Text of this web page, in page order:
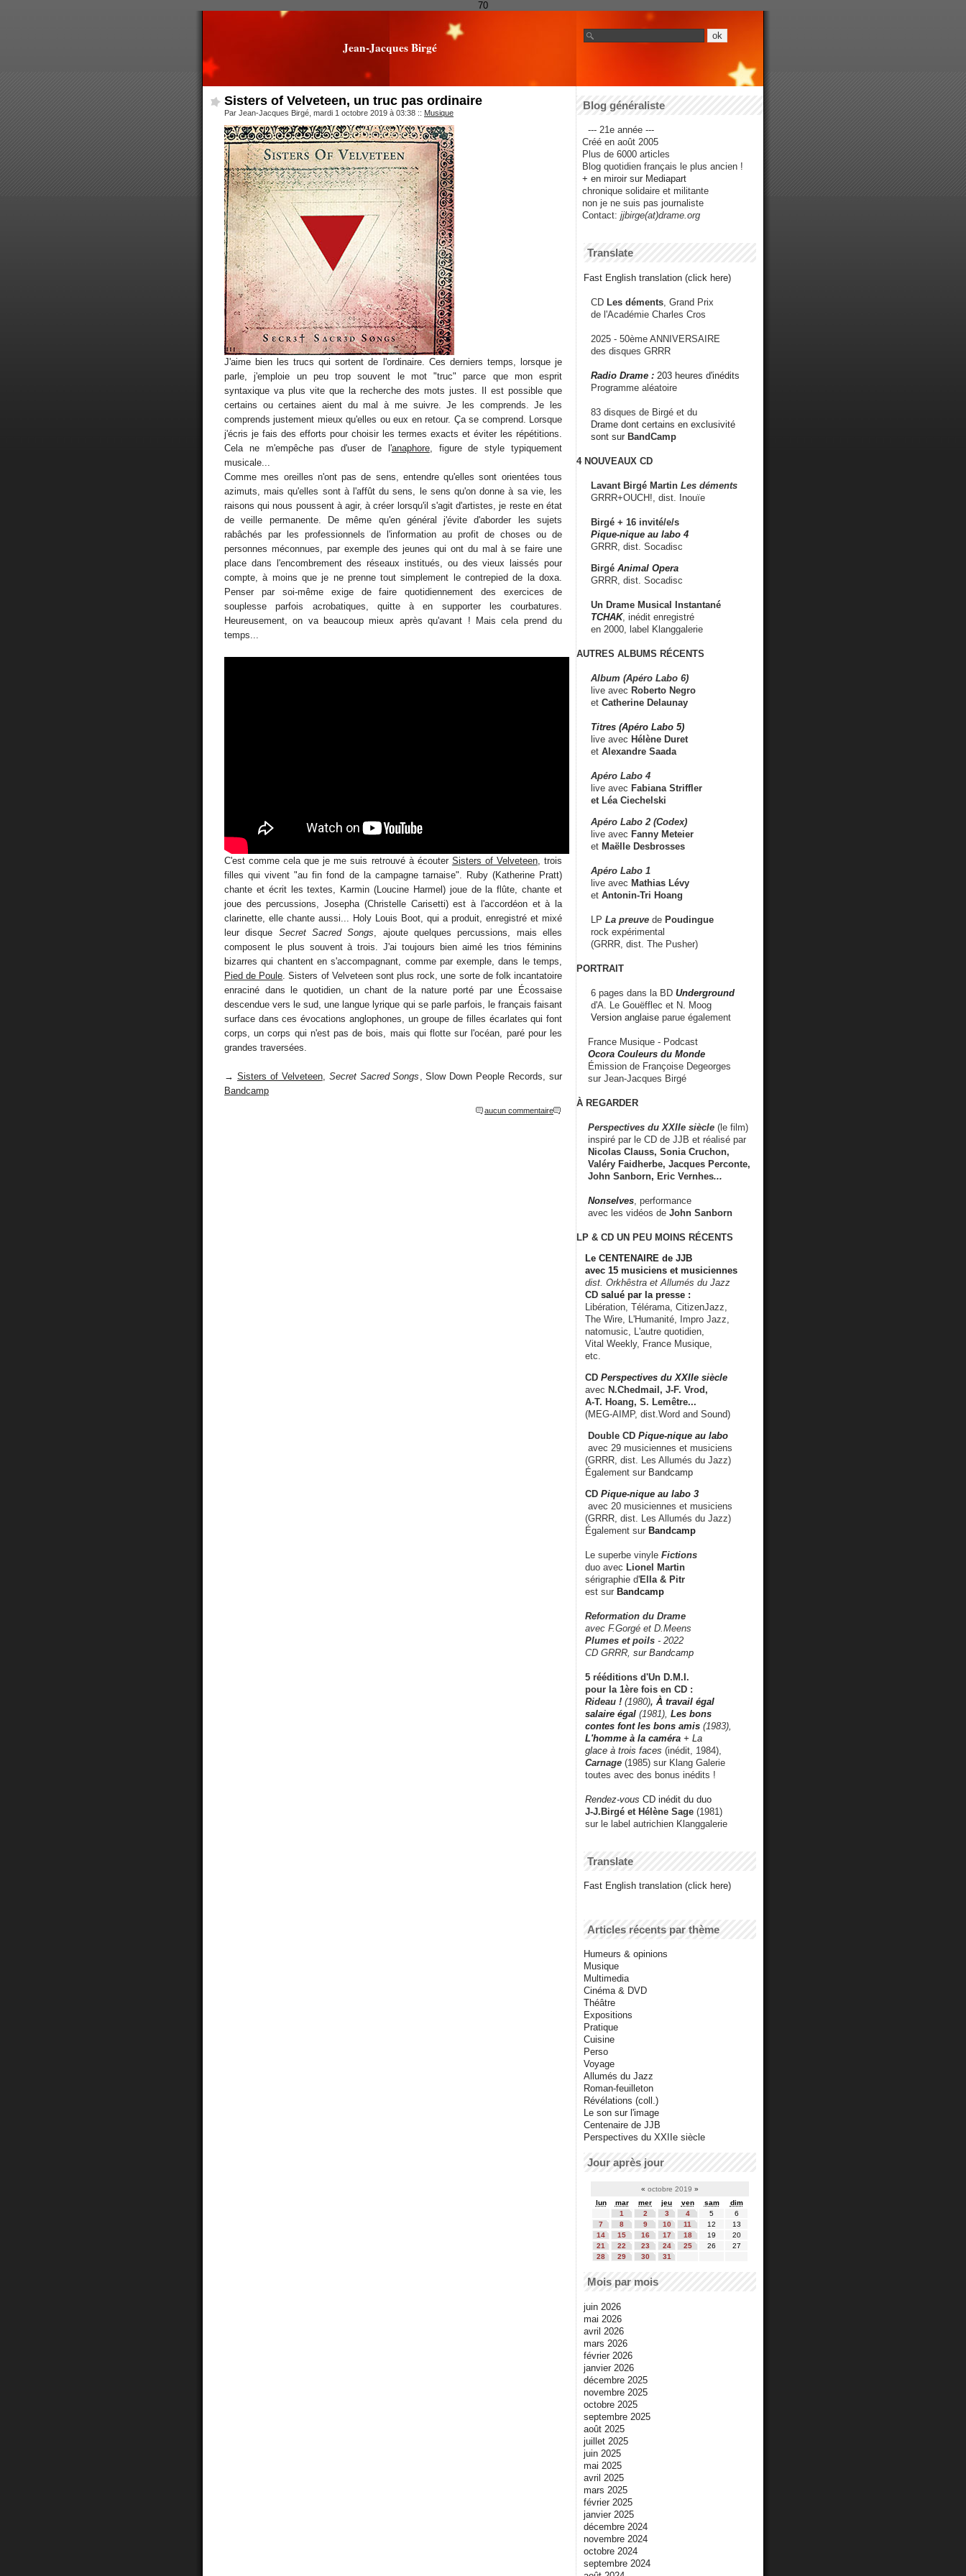
70
Jean-Jacques Birgé
Sisters of Velveteen, un truc pas ordinaire
Par Jean-Jacques Birgé, mardi 1 octobre 2019 à 03:38 :: Musique
J'aime bien les trucs qui sortent de l'ordinaire. Ces derniers temps, lorsque je
parle, j'emploie un peu trop souvent le mot "truc" parce que mon esprit
syntaxique va plus vite que la recherche des mots justes. Il est possible que
certains ou certaines aient du mal à me suivre. Je les comprends. Je les
comprends justement mieux qu'elles ou eux en retour. Ça se comprend. Lorsque
j'écris je fais des efforts pour choisir les termes exacts et éviter les répétitions.
Cela ne m'empêche pas d'user de l'anaphore, figure de style typiquement
musicale...
Comme mes oreilles n'ont pas de sens, entendre qu'elles sont orientées tous
azimuts, mais qu'elles sont à l'affût du sens, le sens qu'on donne à sa vie, les
raisons qui nous poussent à agir, à créer lorsqu'il s'agit d'artistes, je reste en état
de veille permanente. De même qu'en général j'évite d'aborder les sujets
rabâchés par les professionnels de l'information au profit de choses ou de
personnes méconnues, par exemple des jeunes qui ont du mal à se faire une
place dans l'encombrement des réseaux institués, ou des vieux laissés pour
compte, à moins que je ne prenne tout simplement le contrepied de la doxa.
Penser par soi-même exige de faire quotidiennement des exercices de
souplesse parfois acrobatiques, quitte à en supporter les courbatures.
Heureusement, on va beaucoup mieux après qu'avant ! Mais cela prend du
temps...
C'est comme cela que je me suis retrouvé à écouter Sisters of Velveteen, trois
filles qui vivent "au fin fond de la campagne tarnaise". Ruby (Katherine Pratt)
chante et écrit les textes, Karmin (Loucine Harmel) joue de la flûte, chante et
joue des percussions, Josepha (Christelle Carisetti) est à l'accordéon et à la
clarinette, elle chante aussi... Holy Louis Boot, qui a produit, enregistré et mixé
leur disque Secret Sacred Songs , ajoute quelques percussions, mais elles
composent le plus souvent à trois. J'ai toujours bien aimé les trios féminins
bizarres qui chantent en s'accompagnant, comme par exemple, dans le temps,
Pied de Poule . Sisters of Velveteen sont plus rock, une sorte de folk incantatoire
enraciné dans le quotidien, un chant de la nature porté par une Écossaise
descendue vers le sud, une langue lyrique qui se parle parfois, le français faisant
surface dans ces évocations anglophones, un groupe de filles écarlates qui font
corps, un corps qui n'est pas de bois, mais qui flotte sur l'océan, paré pour les
grandes traversées.
→ Sisters of Velveteen, Secret Sacred Songs , Slow Down People Records, sur
Bandcamp
aucun commentaire
Blog généraliste
--- 21e année ---
Créé en août 2005
Plus de 6000 articles
Blog quotidien français le plus ancien !
+ en miroir sur Mediapart
chronique solidaire et militante
non je ne suis pas journaliste
Contact: jjbirge(at)drame.org
Translate
Fast English translation (click here)
CD Les déments , Grand Prix
de l'Académie Charles Cros
2025 - 50ème ANNIVERSAIRE
des disques GRRR
Radio Drame : 203 heures d'inédits
Programme aléatoire
83 disques de Birgé et du
Drame dont certains en exclusivité
sont sur BandCamp
4 NOUVEAUX CD
Lavant Birgé Martin Les déments
GRRR+OUCH!, dist. Inouïe
Birgé + 16 invité/e/s
Pique-nique au labo 4
GRRR, dist. Socadisc
Birgé Animal Opera
GRRR, dist. Socadisc
Un Drame Musical Instantané
TCHAK, inédit enregistré
en 2000, label Klanggalerie
AUTRES ALBUMS RÉCENTS
Album (Apéro Labo 6)
live avec Roberto Negro
et Catherine Delaunay
Titres (Apéro Labo 5)
live avec Hélène Duret
et Alexandre Saada
Apéro Labo 4
live avec Fabiana Striffler
et Léa Ciechelski
Apéro Labo 2 (Codex)
live avec Fanny Meteier
et Maëlle Desbrosses
Apéro Labo 1
live avec Mathias Lévy
et Antonin-Tri Hoang
LP La preuve de Poudingue
rock expérimental
(GRRR, dist. The Pusher)
PORTRAIT
6 pages dans la BD Underground
d'A. Le Gouëfflec et N. Moog
Version anglaise parue également
France Musique - Podcast
Ocora Couleurs du Monde
Émission de Françoise Degeorges
sur Jean-Jacques Birgé
À REGARDER
Perspectives du XXIIe siècle (le film)
inspiré par le CD de JJB et réalisé par
Nicolas Clauss, Sonia Cruchon,
Valéry Faidherbe, Jacques Perconte,
John Sanborn, Eric Vernhes...
Nonselves , performance
avec les vidéos de John Sanborn
LP & CD UN PEU MOINS RÉCENTS
Le CENTENAIRE de JJB
avec 15 musiciens et musiciennes
dist. Orkhêstra et Allumés du Jazz
CD salué par la presse :
Libération, Télérama, CitizenJazz,
The Wire, L'Humanité, Impro Jazz,
natomusic, L'autre quotidien,
Vital Weekly, France Musique,
etc.
CD Perspectives du XXIIe siècle
avec N.Chedmail, J-F. Vrod,
A-T. Hoang, S. Lemêtre...
(MEG-AIMP, dist.Word and Sound)
Double CD Pique-nique au labo
avec 29 musiciennes et musiciens
(GRRR, dist. Les Allumés du Jazz)
Également sur Bandcamp
CD Pique-nique au labo 3
avec 20 musiciennes et musiciens
(GRRR, dist. Les Allumés du Jazz)
Également sur Bandcamp
Le superbe vinyle Fictions
duo avec Lionel Martin
sérigraphie d'Ella & Pitr
est sur Bandcamp
Reformation du Drame
avec F.Gorgé et D.Meens
Plumes et poils - 2022
CD GRRR, sur Bandcamp
5 rééditions d'Un D.M.I.
pour la 1ère fois en CD :
Rideau ! (1980), À travail égal
salaire égal (1981), Les bons
contes font les bons amis (1983),
L'homme à la caméra + La
glace à trois faces (inédit, 1984),
Carnage (1985) sur Klang Galerie
toutes avec des bonus inédits !
Rendez-vous CD inédit du duo
J-J.Birgé et Hélène Sage (1981)
sur le label autrichien Klanggalerie
Translate
Fast English translation (click here)
Articles récents par thème
Humeurs & opinions
Musique
Multimedia
Cinéma & DVD
Théâtre
Expositions
Pratique
Cuisine
Perso
Voyage
Allumés du Jazz
Roman-feuilleton
Révélations (coll.)
Le son sur l'image
Centenaire de JJB
Perspectives du XXIIe siècle
Jour après jour
« octobre 2019 »
lun
mar mer jeu ven sam
dim
1
2 3 4 5
6
7
8 9 10 11 12
13
14
15 16 17 18 19
20
21
22 23 24 25 26
27
28
29 30 31
Mois par mois
juin 2026
mai 2026
avril 2026
mars 2026
février 2026
janvier 2026
décembre 2025
novembre 2025
octobre 2025
septembre 2025
août 2025
juillet 2025
juin 2025
mai 2025
avril 2025
mars 2025
février 2025
janvier 2025
décembre 2024
novembre 2024
octobre 2024
septembre 2024